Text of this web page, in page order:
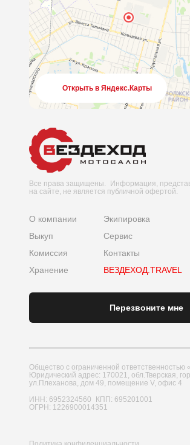
Все права защищены. Информация,
на сайте, не является публичной офертой.
Общество с ограниченной
Юридический адрес: 170021, обл.Тверская,
ул.Плеханова, дом 49, помещение V, офис 4
ИНН: 6952324560 КПП: 695201001
ОГРН: 1226900014351
О компании
Комиссия
Хранение
Экипировка
Сервис
Контакты
ВЕЗДЕХОД.TRAVEL
Перезвоните мне
Выкуп
Открыть в Яндекс.Карты